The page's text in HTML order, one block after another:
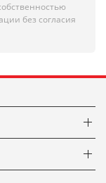
без согласия